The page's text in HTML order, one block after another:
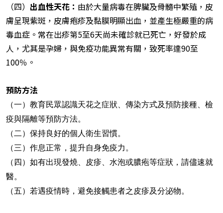
（四） 出血性天花： 由於大量病毒在脾臟及骨髓中繁殖，皮
膚呈現紫斑，皮膚疱疹及黏膜明顯出血，並產生極嚴重的病
毒血症。常在出疹第5至6天尚未確診就已死亡，好發於成
人，尤其是孕婦，與免疫功能異常有關，致死率達90至
100％。
預防方法
（一）教育民眾認識天花之症狀、傳染方式及預防接種、檢
疫與隔離等預防方法。
（二）保持良好的個人衛生習慣。
（三）作息正常，提升自身免疫力。
（四）如有出現發燒、皮疹、水泡或膿疱等症狀，請儘速就
醫。
（五）若遇疫情時，避免接觸患者之皮疹及分泌物。